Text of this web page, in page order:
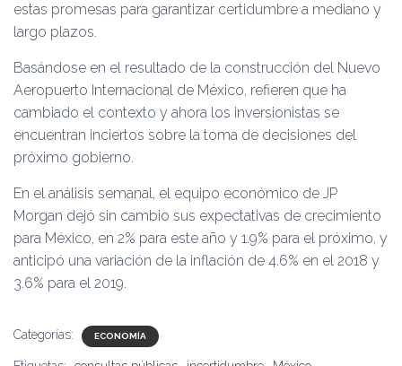
estas promesas para garantizar certidumbre a mediano y
largo plazos.
Basándose en el resultado de la construcción del Nuevo
Aeropuerto Internacional de México, refieren que ha
cambiado el contexto y ahora los inversionistas se
encuentran inciertos sobre la toma de decisiones del
próximo gobierno.
En el análisis semanal, el equipo económico de JP
Morgan dejó sin cambio sus expectativas de crecimiento
para México, en 2% para este año y 1.9% para el próximo, y
anticipó una variación de la inflación de 4.6% en el 2018 y
3.6% para el 2019.
Categorías: ECONOMÍA